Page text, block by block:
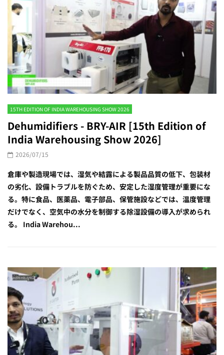
15TH EDITION OF INDIA WAREHOUSING SHOW 2026
Dehumidifiers - BRY-AIR [15th Edition of
India Warehousing Show 2026]
2026/07/15
倉庫や製造現場では、湿気や結露による製品品質の低下、包装材
の劣化、設備トラブルを防ぐため、安定した湿度管理が重要にな
る。特に食品、医薬品、電子部品、保管施設などでは、温度管理
だけでなく、空気中の水分を制御する除湿設備の導入が求められ
る。 India Warehou...